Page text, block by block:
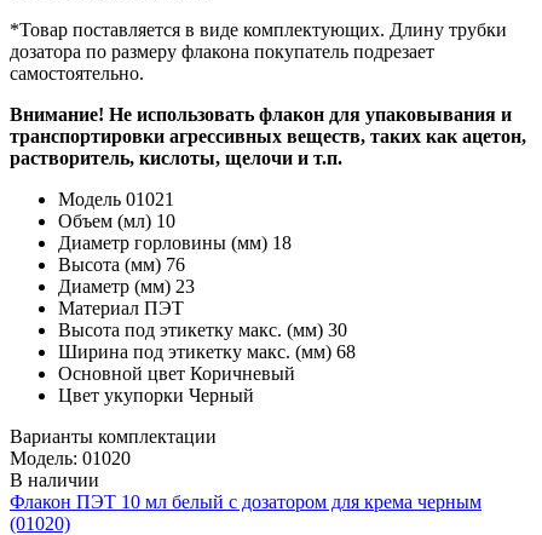
*Товар поставляется в виде комплектующих. Длину трубки
дозатора по размеру флакона покупатель подрезает
самостоятельно.
Внимание! Не использовать флакон для упаковывания и
транспортировки агрессивных веществ, таких как ацетон,
растворитель, кислоты, щелочи и т.п.
Модель 01021
Объем (мл) 10
Диаметр горловины (мм) 18
Высота (мм) 76
Диаметр (мм) 23
Материал ПЭТ
Высота под этикетку макс. (мм) 30
Ширина под этикетку макс. (мм) 68
Основной цвет Коричневый
Цвет укупорки Черный
Варианты комплектации
Модель: 01020
В наличии
Флакон ПЭТ 10 мл белый с дозатором для крема черным
(01020)